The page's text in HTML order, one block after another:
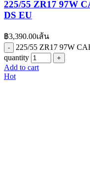
225/55 ZR17 97W
DS EU
฿3,390.00เส้น
225/55 ZR17 97W
quantity
Add to cart
Hot